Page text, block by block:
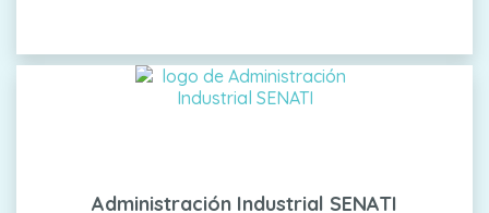
Administración Industrial SENATI